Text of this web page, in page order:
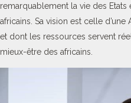
remarquablement la vie des
africains. Sa vision est celle
et dont les ressources servent
mieux-être des africains.